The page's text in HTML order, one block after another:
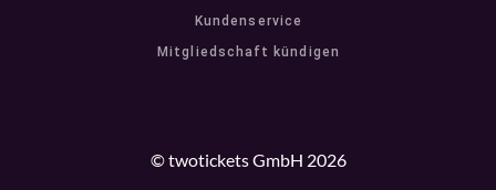
Kundenservice
Mitgliedschaft kündigen
© twotickets GmbH 2026